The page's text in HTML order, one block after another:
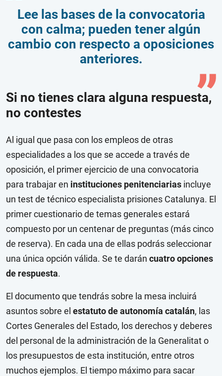
Lee las bases de la convocatoria
con calma; pueden tener algún
cambio con respecto a oposiciones
anteriores.
Si no tienes clara alguna respuesta,
no contestes
Al igual que pasa con los empleos de otras
especialidades a los que se accede a través de
oposición, el primer ejercicio de una convocatoria
para trabajar en instituciones penitenciarias incluye
un test de técnico especialista prisiones Catalunya. El
primer cuestionario de temas generales estará
compuesto por un centenar de preguntas (más cinco
de reserva). En cada una de ellas podrás seleccionar
una única opción válida. Se te darán cuatro opciones
de respuesta.
El documento que tendrás sobre la mesa incluirá
asuntos sobre el estatuto de autonomía catalán, las
Cortes Generales del Estado, los derechos y deberes
del personal de la administración de la Generalitat o
los presupuestos de esta institución, entre otros
muchos ejemplos. El tiempo máximo para sacar